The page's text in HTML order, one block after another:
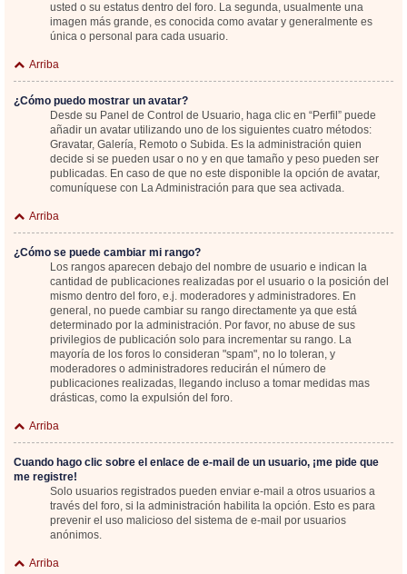
usted o su estatus dentro del foro. La segunda, usualmente una
imagen más grande, es conocida como avatar y generalmente es
única o personal para cada usuario.
Arriba
¿Cómo puedo mostrar un avatar?
Desde su Panel de Control de Usuario, haga clic en “Perfil” puede
añadir un avatar utilizando uno de los siguientes cuatro métodos:
Gravatar, Galería, Remoto o Subida. Es la administración quien
decide si se pueden usar o no y en que tamaño y peso pueden ser
publicadas. En caso de que no este disponible la opción de avatar,
comuníquese con La Administración para que sea activada.
Arriba
¿Cómo se puede cambiar mi rango?
Los rangos aparecen debajo del nombre de usuario e indican la
cantidad de publicaciones realizadas por el usuario o la posición del
mismo dentro del foro, e.j. moderadores y administradores. En
general, no puede cambiar su rango directamente ya que está
determinado por la administración. Por favor, no abuse de sus
privilegios de publicación solo para incrementar su rango. La
mayoría de los foros lo consideran "spam", no lo toleran, y
moderadores o administradores reducirán el número de
publicaciones realizadas, llegando incluso a tomar medidas mas
drásticas, como la expulsión del foro.
Arriba
Cuando hago clic sobre el enlace de e-mail de un usuario, ¡me pide que
me registre!
Solo usuarios registrados pueden enviar e-mail a otros usuarios a
través del foro, si la administración habilita la opción. Esto es para
prevenir el uso malicioso del sistema de e-mail por usuarios
anónimos.
Arriba